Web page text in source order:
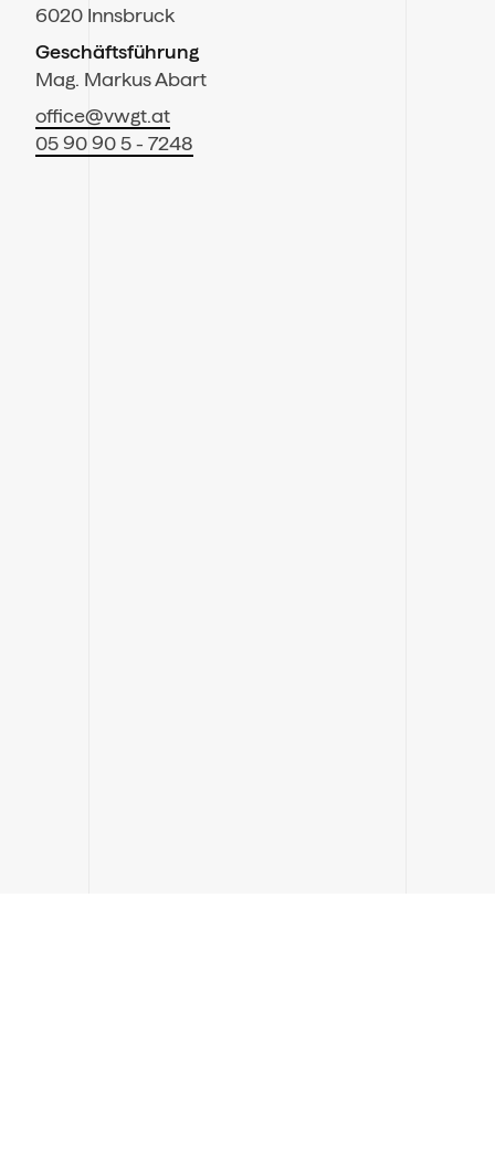
6020 Innsbruck
Geschäftsführung
Mag. Markus Abart
office@vwgt.at
05 90 90 5 - 7248